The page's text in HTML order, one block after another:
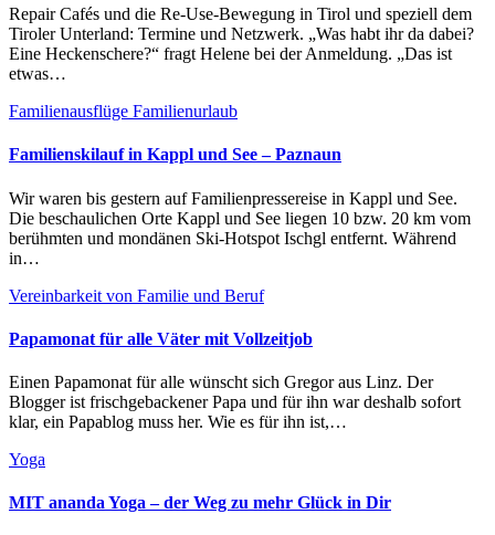
Repair Cafés und die Re-Use-Bewegung in Tirol und speziell dem
Tiroler Unterland: Termine und Netzwerk. „Was habt ihr da dabei?
Eine Heckenschere?“ fragt Helene bei der Anmeldung. „Das ist
etwas…
Familienausflüge Familienurlaub
Familienskilauf in Kappl und See – Paznaun
Wir waren bis gestern auf Familienpressereise in Kappl und See.
Die beschaulichen Orte Kappl und See liegen 10 bzw. 20 km vom
berühmten und mondänen Ski-Hotspot Ischgl entfernt. Während
in…
Vereinbarkeit von Familie und Beruf
Papamonat für alle Väter mit Vollzeitjob
Einen Papamonat für alle wünscht sich Gregor aus Linz. Der
Blogger ist frischgebackener Papa und für ihn war deshalb sofort
klar, ein Papablog muss her. Wie es für ihn ist,…
Yoga
MIT ananda Yoga – der Weg zu mehr Glück in Dir